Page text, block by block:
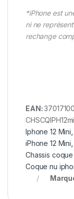
*iPhone est
ni ne
rechange
EAN:
Iphone 12 Mini
iPhone 12 Mini
Chassis
Coque nu